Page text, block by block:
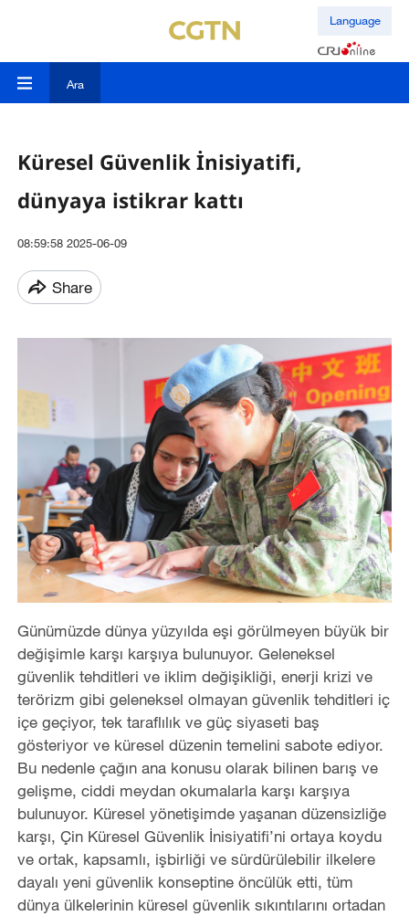
Language
Ara
Küresel Güvenlik İnisiyatifi,
dünyaya istikrar kattı
08:59:58 2025-06-09
Share
Günümüzde dünya yüzyılda eşi görülmeyen büyük bir
değişimle karşı karşıya bulunuyor. Geleneksel
güvenlik tehditleri ve iklim değişikliği, enerji krizi ve
terörizm gibi geleneksel olmayan güvenlik tehditleri iç
içe geçiyor, tek taraflılık ve güç siyaseti baş
gösteriyor ve küresel düzenin temelini sabote ediyor.
Bu nedenle çağın ana konusu olarak bilinen barış ve
gelişme, ciddi meydan okumalarla karşı karşıya
bulunuyor. Küresel yönetişimde yaşanan düzensizliğe
karşı, Çin Küresel Güvenlik İnisiyatifi’ni ortaya koydu
ve ortak, kapsamlı, işbirliği ve sürdürülebilir ilkelere
dayalı yeni güvenlik konseptine öncülük etti, tüm
dünya ülkelerinin küresel güvenlik sıkıntılarını ortadan